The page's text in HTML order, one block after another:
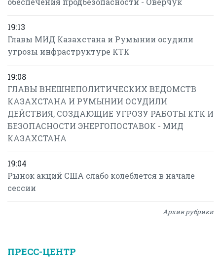
19:13
Главы МИД Казахстана и Румынии осудили
угрозы инфраструктуре КТК
19:08
ГЛАВЫ ВНЕШНЕПОЛИТИЧЕСКИХ ВЕДОМСТВ
КАЗАХСТАНА И РУМЫНИИ ОСУДИЛИ
ДЕЙСТВИЯ, СОЗДАЮЩИЕ УГРОЗУ РАБОТЫ КТК И
БЕЗОПАСНОСТИ ЭНЕРГОПОСТАВОК - МИД
КАЗАХСТАНА
19:04
Рынок акций США слабо колеблется в начале
сессии
Архив рубрики
ПРЕСС-ЦЕНТР